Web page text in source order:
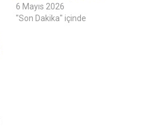
6 Mayıs 2026
"Son Dakika" içinde